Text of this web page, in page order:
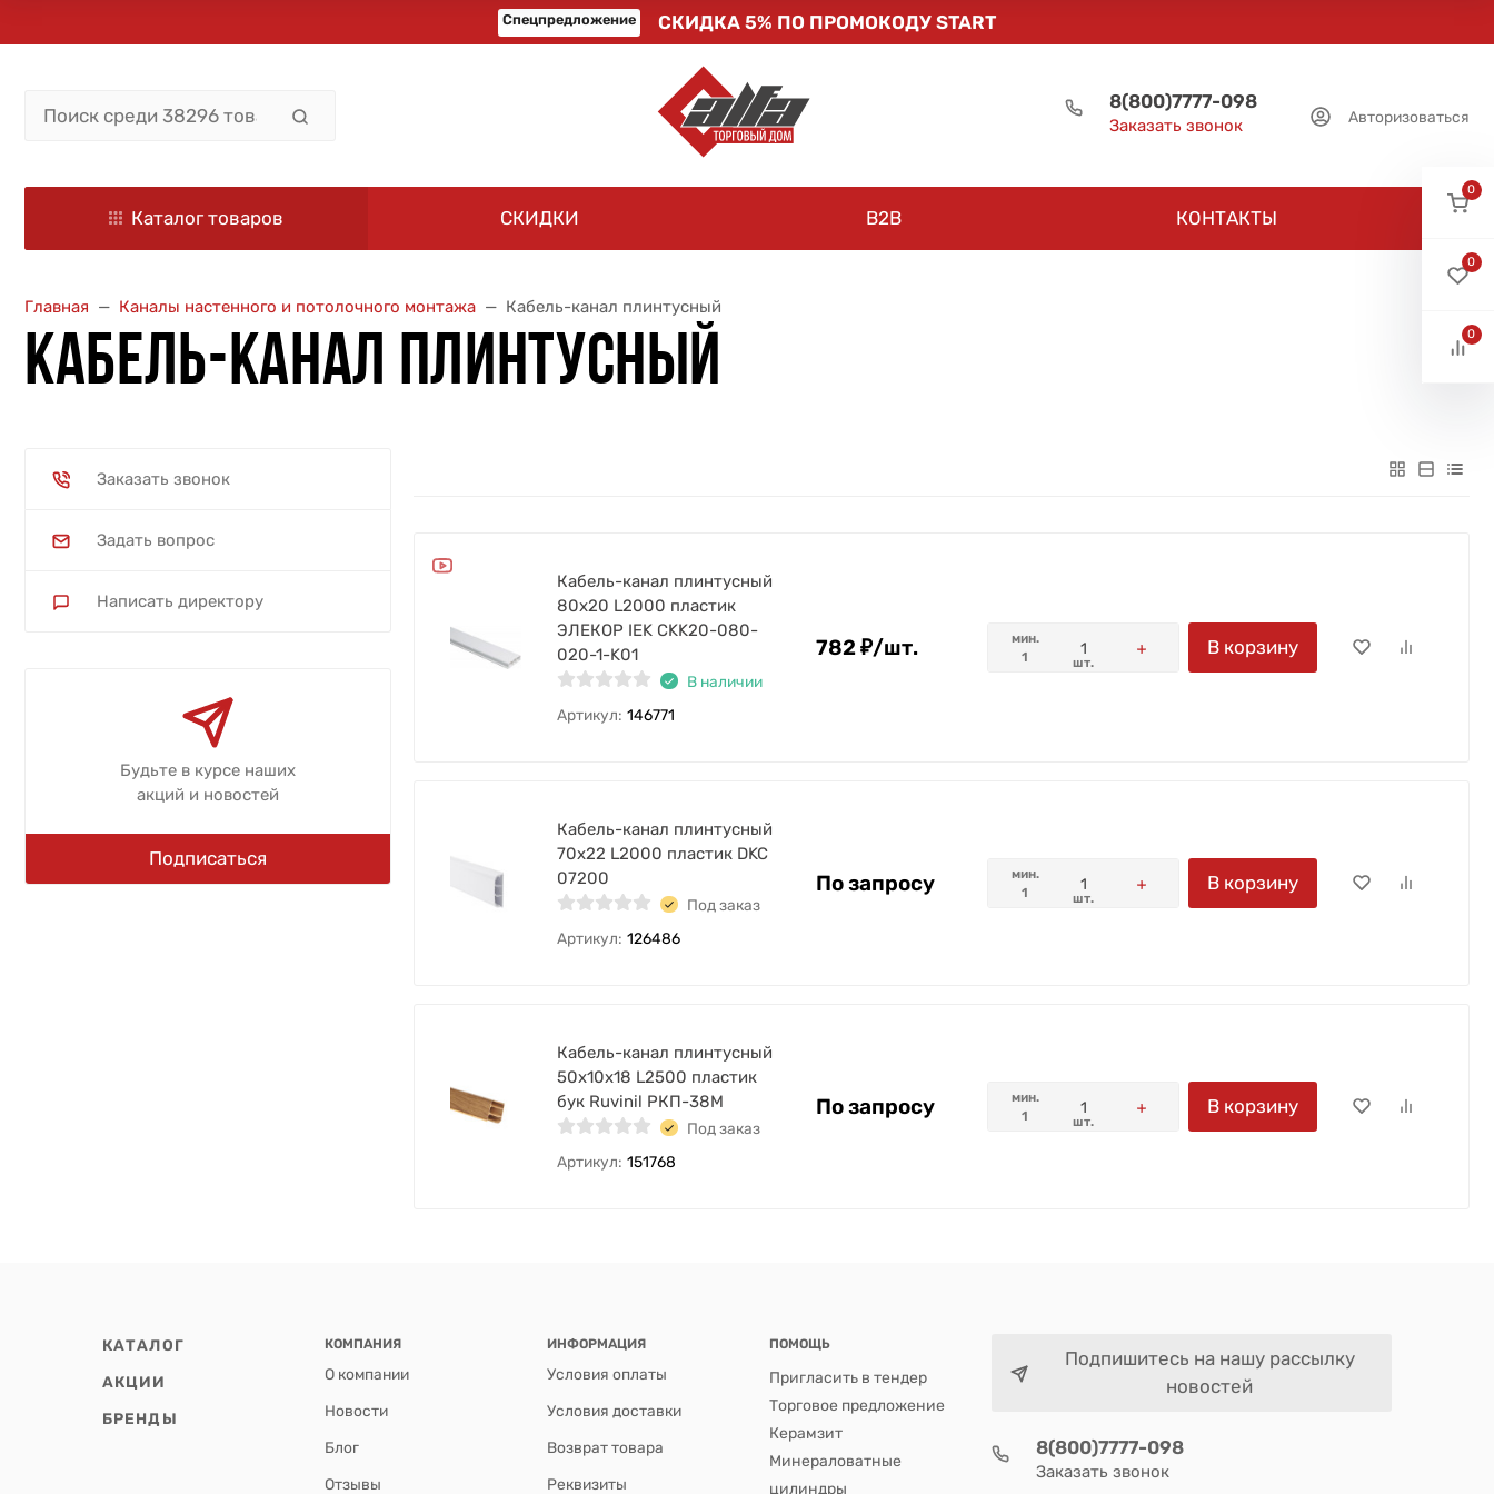
Спецпредложение СКИДКА 5% ПО ПРОМОКОДУ START
8(800)7777-098
Заказать звонок Авторизоваться
Каталог товаров СКИДКИ B2B КОНТАКТЫ
Главная Каналы настенного и потолочного монтажа Кабель-канал плинтусный
КАБЕЛЬ-КАНАЛ ПЛИНТУСНЫЙ
Заказать звонок
Задать вопрос
Написать директору
Будьте в курсе наших
акций и новостей
Подписаться
Кабель-канал плинтусный
80х20 L2000 пластик
ЭЛЕКОР IEK CKK20-080-
020-1-K01
В наличии
Артикул: 146771
782₽/шт.
мин.
1
шт.
В корзину
Кабель-канал плинтусный
70х22 L2000 пластик DKC
07200
Под заказ
Артикул: 126486
По запросу
мин.
1
шт.
В корзину
Кабель-канал плинтусный
50х10х18 L2500 пластик
бук Ruvinil РКП-38М
Под заказ
Артикул: 151768
По запросу
мин.
1
шт.
В корзину
КАТАЛОГ
АКЦИИ
БРЕНДЫ
КОМПАНИЯ
О компании
Новости
Блог
Отзывы
ИНФОРМАЦИЯ
Условия оплаты
Условия доставки
Возврат товара
Реквизиты
ПОМОЩЬ
Пригласить в тендер
Торговое предложение
Керамзит
Минераловатные
цилиндры
Подпишитесь на нашу рассылку
новостей
8(800)7777-098
Заказать звонок
0
0
0